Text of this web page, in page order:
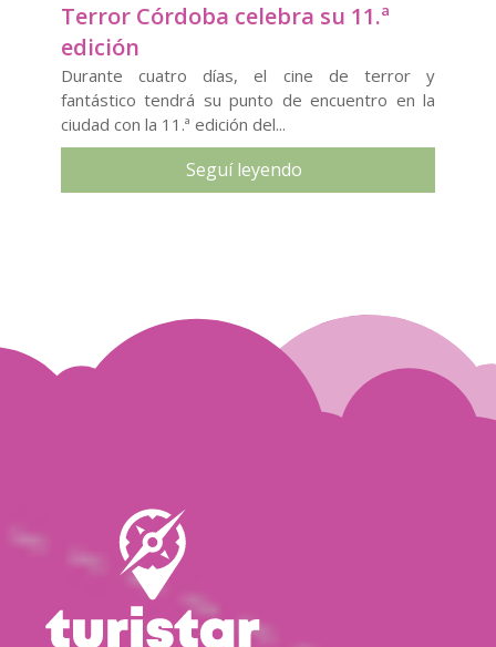
Terror Córdoba celebra su 11.ª
edición
Durante cuatro días, el cine de terror y
fantástico tendrá su punto de encuentro en la
ciudad con la 11.ª edición del...
Seguí leyendo